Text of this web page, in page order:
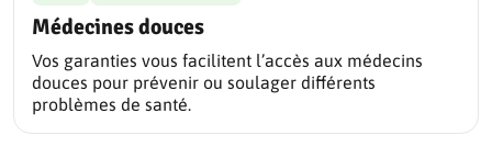
Médecines douces
Vos garanties vous facilitent l’accès aux médecins
douces pour prévenir ou soulager différents
problèmes de santé.